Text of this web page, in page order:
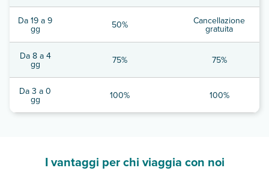
Da 19 a 9
gg 50% Cancellazione
gratuita
Da 8 a 4
gg 75% 75%
Da 3 a 0
gg 100% 100%
I vantaggi per chi viaggia con noi